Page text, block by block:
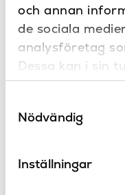
och annan
de sociala
analysföretag
Dessa kan i sin
informationen
samlat in när
Nödvändig
Inställningar
Produkter